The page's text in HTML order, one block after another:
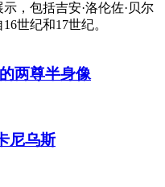
，包括吉安·洛伦佐·贝尔
世纪和17世纪。
两尊半身像
尼乌斯